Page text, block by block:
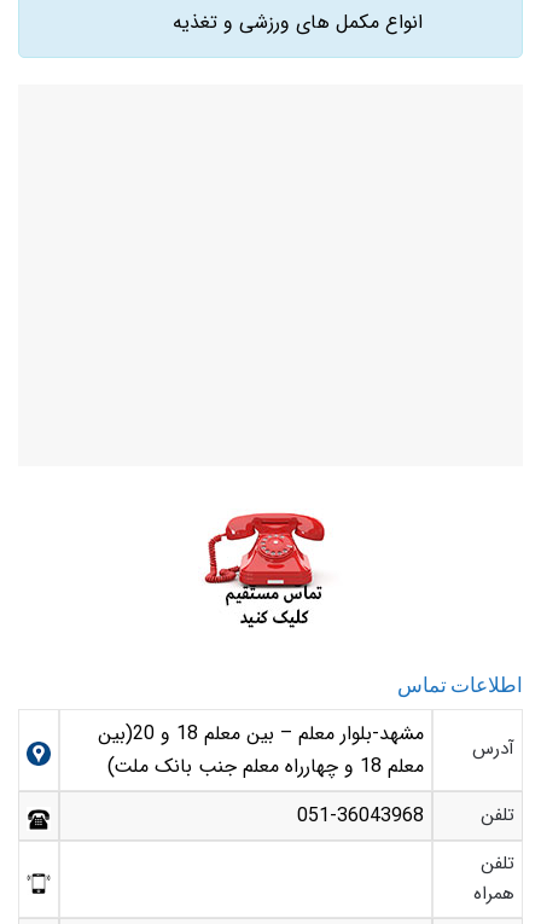
انواع مکمل های ورزشی و تغذیه
اطلاعات تماس
آدرس
مشهد-بلوار معلم – بین معلم 18 و 20(بین
معلم 18 و چهارراه معلم جنب بانک ملت)
تلفن 051-36043968
تلفن
همراه